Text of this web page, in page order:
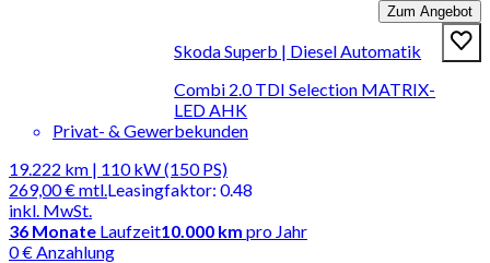
Zum Angebot
Skoda Superb | Diesel Automatik
Combi 2.0 TDI Selection MATRIX-
LED AHK
Privat- & Gewerbekunden
19.222 km | 110 kW (150 PS)
269,00 €mtl.
inkl. MwSt.
Leasingfaktor: 0.48
36 Monate Laufzeit10.000 km pro Jahr
0 € Anzahlung